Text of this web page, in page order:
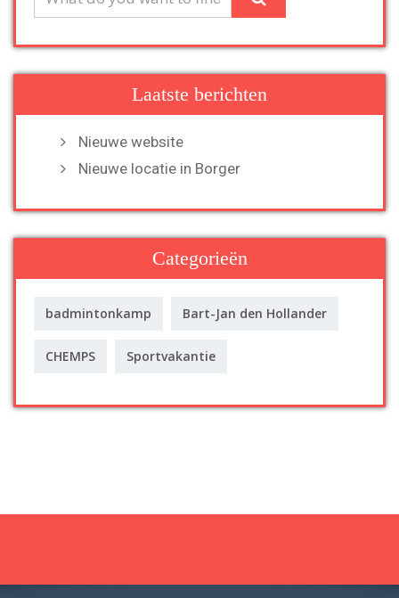
Laatste berichten
Nieuwe website
Nieuwe locatie in Borger
Categorieën
badmintonkamp Bart-Jan den Hollander
CHEMPS Sportvakantie